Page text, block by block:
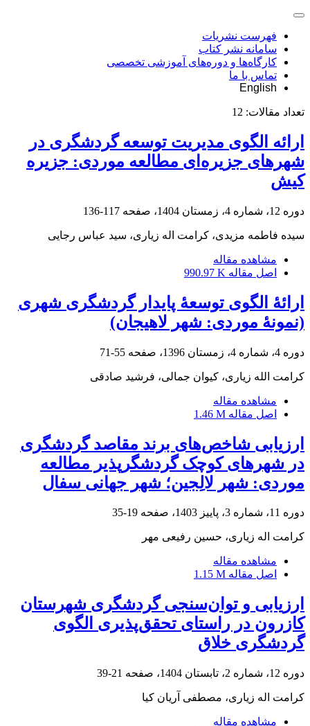
فهرست نشریات
سامانه نشر کتاب
کارگاه‌ها و دوره‌های آموزشی تخصصی
تماس با ما
English
تعداد مقالات: 12
ارائه الگوی مدیریت توسعه گردشگری در
شهرهای جزیره‌ای مطالعه موردی: جزیره
کیش
دوره 12، شماره 4، زمستان 1404، صفحه 117-136
سیده فاطمه مزیدی، کرامت اله زیاری، سید عباس رجایی
مشاهده مقاله
اصل مقاله 990.97 K
ارائۀ الگوی توسعۀ پایدار گردشگری شهری
(نمونۀ موردی: شهر لاهیجان)
دوره 4، شماره 4، زمستان 1396، صفحه 55-71
کرامت الله زیاری، کیوان جمالی، فرشید صادقی
مشاهده مقاله
اصل مقاله 1.46 M
ارزیابی شاخص‌های برند مقاصد گردشگری
در شهرهای کوچک گردشگرپذیر مطالعه
موردی: شهر لالِجین؛ شهر جهانی سفال
دوره 11، شماره 3، پاییز 1403، صفحه 19-35
کرامت اله زیاری، حسین رفیعی مهر
مشاهده مقاله
اصل مقاله 1.15 M
ارزیابی و توان‌سنجی گردشگری شهرستان
کازرون در راستای تحقق‌پذیری الگوی
گردشگری خلاق
دوره 12، شماره 2، تابستان 1404، صفحه 21-39
کرامت اله زیاری، مصطفی آریان کیا
مشاهده مقاله